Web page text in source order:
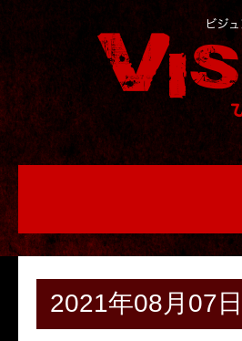
2021年08月07